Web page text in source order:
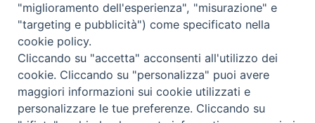
Orari: dal Lunedì al Venerdì Ore: 9:00 - 13:00
Lunedì, Mercoledì e Venerdì, Ore 9:30 - 12:30
"miglioramento dell'esperienza", "misurazione" e
"targeting e pubblicità") come specificato nella
cookie policy.
Cliccando su "accetta" acconsenti all'utilizzo dei
cookie. Cliccando su "personalizza" puoi avere
maggiori informazioni sui cookie utilizzati e
personalizzare le tue preferenze. Cliccando su